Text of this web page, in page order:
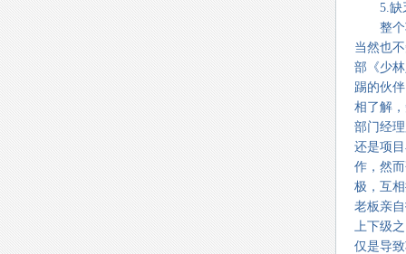
5.缺
整个项
当然也
部《少
踢的伙
相了解
部门经
还是项
作，然
极，互
老板亲
上下级
仅是导